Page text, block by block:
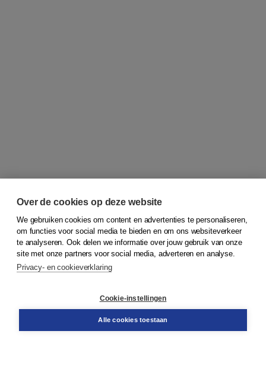
© 2026Koninklijke Boom uitgevers
Bestellen
Over de cookies op deze website
We gebruiken cookies om content en advertenties te personaliseren,
om functies voor social media te bieden en om ons websiteverkeer
te analyseren. Ook delen we informatie over jouw gebruik van onze
site met onze partners voor social media, adverteren en analyse.
Privacy- en cookieverklaring
Cookie-instellingen
Alle cookies toestaan